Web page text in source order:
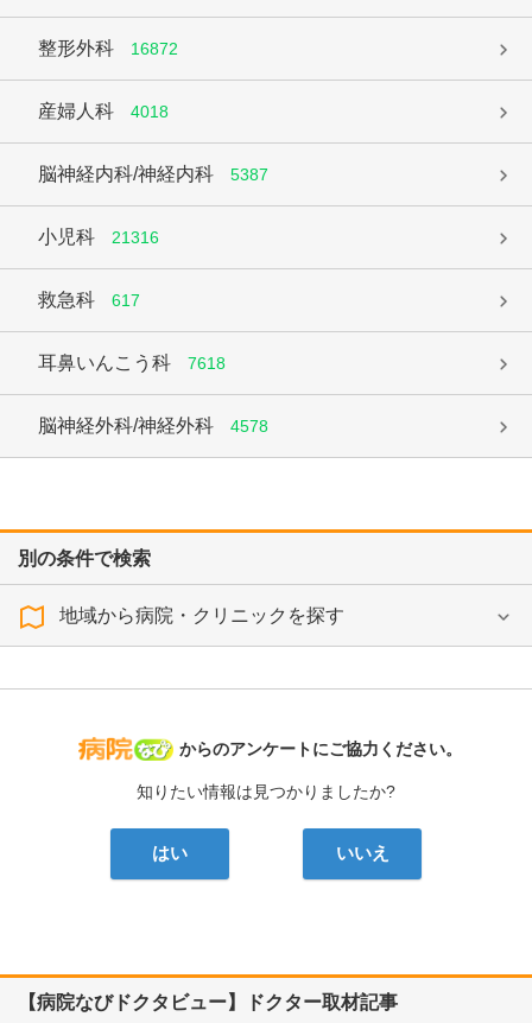
整形外科 16872
産婦人科 4018
脳神経内科/神経内科 5387
小児科 21316
救急科 617
耳鼻いんこう科 7618
脳神経外科/神経外科 4578
別の条件で検索
地域から病院・クリニックを探す
病院なび
からのアンケートにご協力ください。
知りたい情報は見つかりましたか?
はい いいえ
【病院なびドクタビュー】ドクター取材記事